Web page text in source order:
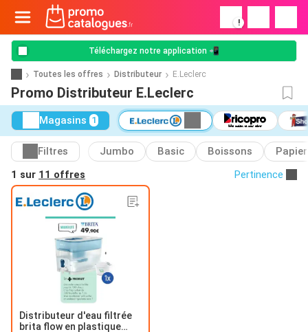
!
Téléchargez notre application 📲
Toutes les offres Distributeur E.Leclerc
Promo Distributeur E.Leclerc
Magasins 1
Filtres Jumbo Basic Boissons
Papier
1 sur 11 offres Pertinence
Distributeur d'eau filtrée
brita flow en plastique